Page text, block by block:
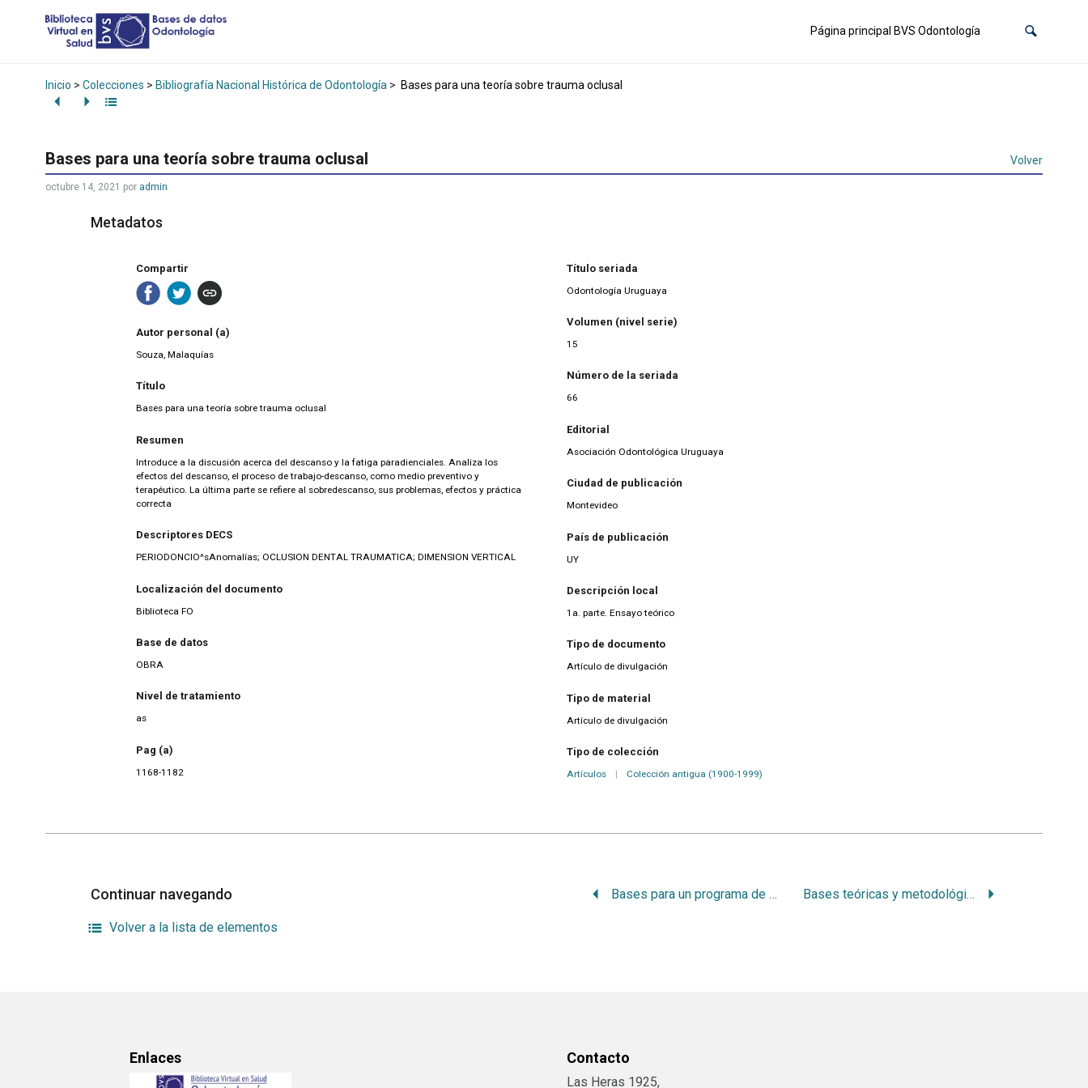
Página principal BVS Odontología
Inicio > Colecciones > Bibliografía Nacional Histórica de Odontología > Bases para una teoría sobre trauma oclusal
Bases para una teoría sobre trauma oclusal Volver
octubre 14, 2021 por admin
Metadatos
Compartir
Autor personal (a)
Souza, Malaquías
Título
Bases para una teoría sobre trauma oclusal
Resumen
Introduce a la discusión acerca del descanso y la fatiga paradienciales. Analiza los
efectos del descanso, el proceso de trabajo-descanso, como medio preventivo y
terapéutico. La última parte se refiere al sobredescanso, sus problemas, efectos y práctica
correcta
Descriptores DECS
PERIODONCIO^sAnomalías; OCLUSION DENTAL TRAUMATICA; DIMENSION VERTICAL
Localización del documento
Biblioteca FO
Base de datos
OBRA
Nivel de tratamiento
as
Pag (a)
1168-1182
Título seriada
Odontología Uruguaya
Volumen (nivel serie)
15
Número de la seriada
66
Editorial
Asociación Odontológica Uruguaya
Ciudad de publicación
Montevideo
País de publicación
UY
Descripción local
1a. parte. Ensayo teórico
Tipo de documento
Artículo de divulgación
Tipo de material
Artículo de divulgación
Tipo de colección
Artículos | Colección antigua (1900-1999)
Continuar navegando Bases para un programa de salud oral en la Escuela Rural Nro.89, Santos Lugares Bases teóricas y metodológicas para la discusión de los problemas de la implantología y la estabilización intraósea
Volver a la lista de elementos
Enlaces Contacto
Las Heras 1925,